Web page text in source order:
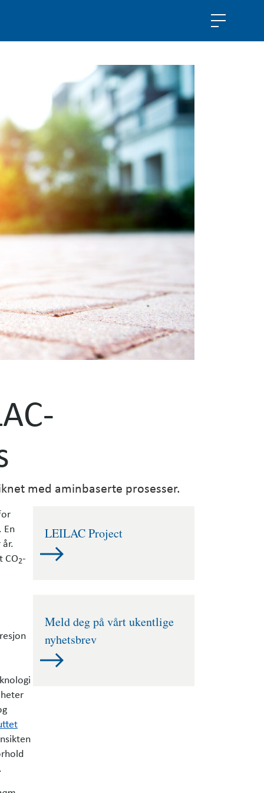
med aminbaserte prosesser.
En
CO2-
LEILAC Project
Meld deg på vårt ukentlige
nyhetsbrev